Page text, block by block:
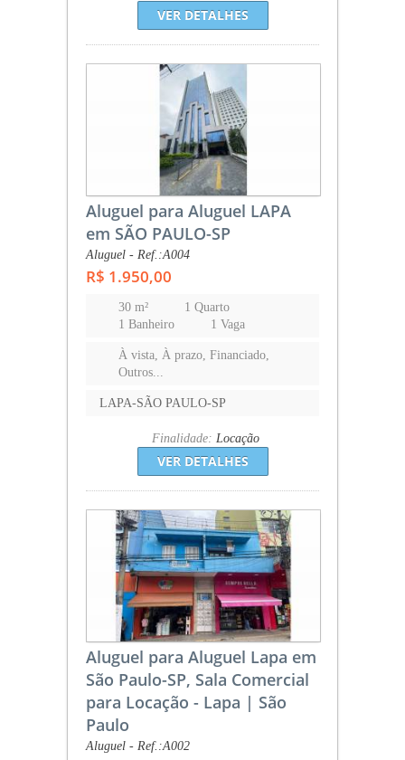
VER DETALHES
Aluguel para Aluguel LAPA
em SÃO PAULO-SP
Aluguel - Ref.:A004
R$ 1.950,00
30 m²
1 Quarto
1 Banheiro
1 Vaga
À vista, À prazo, Financiado,
Outros...
LAPA-SÃO PAULO-SP
Finalidade: Locação
VER DETALHES
Aluguel para Aluguel Lapa em
São Paulo-SP, Sala Comercial
para Locação - Lapa | São
Paulo
Aluguel - Ref.:A002